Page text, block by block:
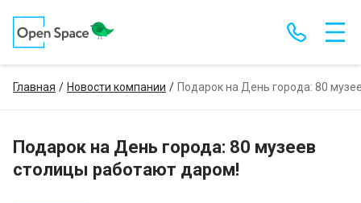
Главная Новости компании Подарок на День города: 80
Подарок на День города: 80 музеев
столицы работают даром!